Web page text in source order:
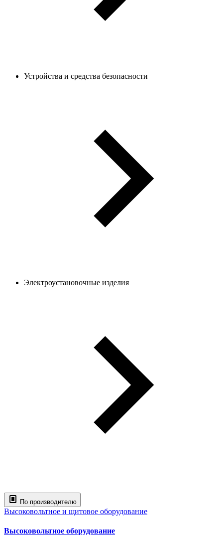
Устройства и средства безопасности
Электроустановочные изделия
По производителю
Высоковольтное и щитовое оборудование
Высоковольтное оборудование